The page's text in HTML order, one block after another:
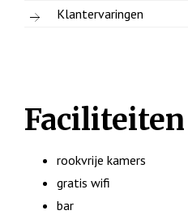
Klantervaringen
Faciliteiten
rookvrije kamers
gratis wifi
bar